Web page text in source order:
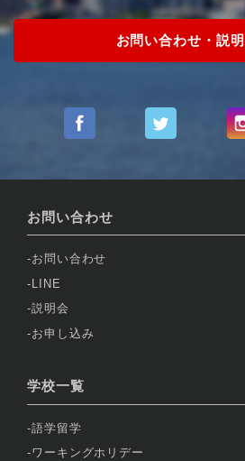
お問い合わせ・説
お問い合わせ
お問い合わせ
LINE
説明会
お申し込み
学校一覧
語学留学
ワーキングホリデー